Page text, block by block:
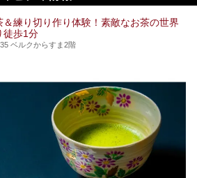
＆練り切り作り体験！素敵なお茶の世界
徒歩1分
ベルクからすま2階